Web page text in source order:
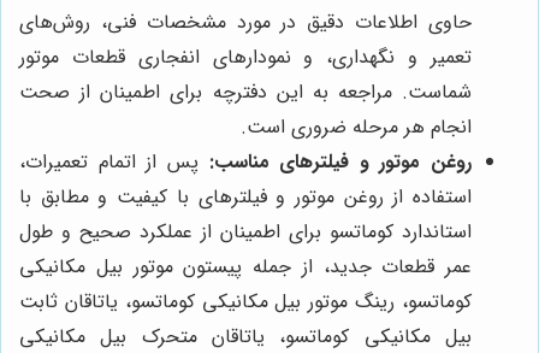
حاوی اطلاعات دقیق در مورد مشخصات فنی، روش‌های
تعمیر و نگهداری، و نمودارهای انفجاری قطعات موتور
شماست. مراجعه به این دفترچه برای اطمینان از صحت
انجام هر مرحله ضروری است.
روغن موتور و فیلترهای مناسب: پس از اتمام تعمیرات،
استفاده از روغن موتور و فیلترهای با کیفیت و مطابق با
استاندارد کوماتسو برای اطمینان از عملکرد صحیح و طول
عمر قطعات جدید، از جمله پیستون موتور بیل مکانیکی
کوماتسو، رینگ موتور بیل مکانیکی کوماتسو، یاتاقان ثابت
بیل مکانیکی کوماتسو، یاتاقان متحرک بیل مکانیکی